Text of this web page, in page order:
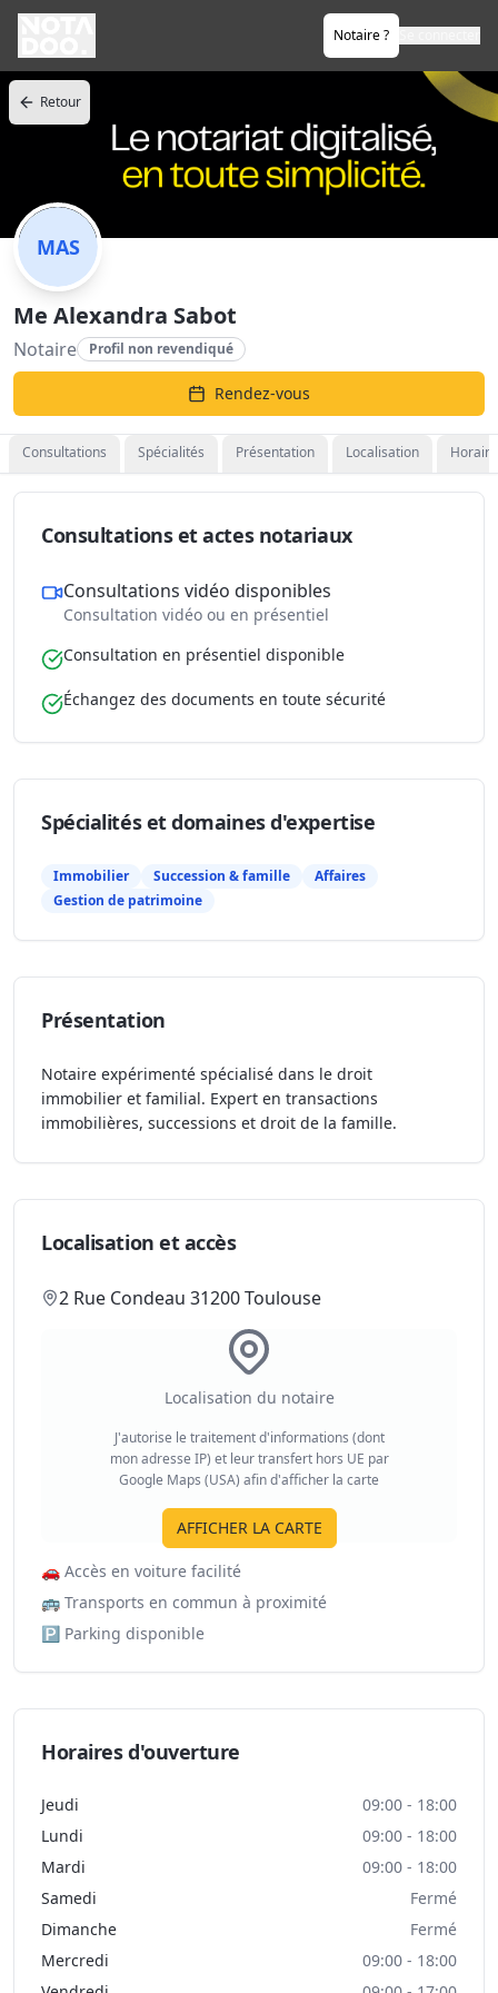
Notaire ?
Retour
MAS
Me Alexandra Sabot
Notaire Profil non revendiqué
Rendez-vous
Consultations Spécialités Présentation Localisation
Consultations et actes notariaux
Consultations vidéo disponibles
Consultation vidéo ou en présentiel
Consultation en présentiel disponible
Échangez des documents en toute sécurité
Spécialités et domaines d'expertise
Immobilier Succession & famille
Affaires
Gestion de patrimoine
Présentation
Notaire expérimenté spécialisé dans le droit
immobilier et familial. Expert en transactions
immobilières, successions et droit de la famille.
Localisation et accès
2 Rue Condeau 31200 Toulouse
Localisation du notaire
J'autorise le traitement d'informations (dont
mon adresse IP) et leur transfert hors UE par
Google Maps (USA) afin d'afficher la carte
AFFICHER LA CARTE
🚗 Accès en voiture facilité
🚌 Transports en commun à proximité
🅿️ Parking disponible
Horaires d'ouverture
Jeudi
09:00 - 18:00
Lundi
09:00 - 18:00
Mardi
09:00 - 18:00
Samedi
Fermé
Dimanche
Fermé
Mercredi
09:00 - 18:00